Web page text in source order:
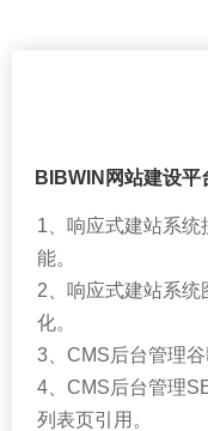
BIBWIN网站建设
1、响应式建站系统
能。
2、响应式建站系
化。
3、CMS后台管理
4、CMS后台管理
列表页引用。